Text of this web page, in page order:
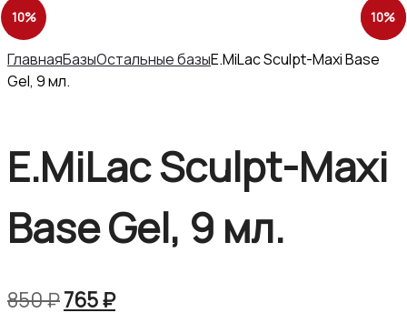
Product
navigation
E.MiLac
Sculpt-
Maxi
Base
E.MiLac
Sculpt-
Medium
мл.
ГлавнаяБазыОстальные базыE.MiLac Sculpt-Maxi Base
Gel, 9 мл.
10%
E.MiLac Sculpt-Maxi
Base Gel, 9 мл.
850₽Первоначальная
765₽Текущая
10%
10%